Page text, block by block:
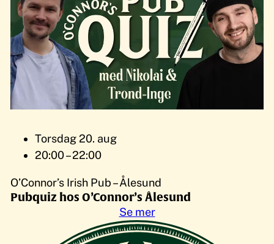
Torsdag 20. aug
20:00 – 22:00
O’Connor’s Irish Pub – Ålesund
Pubquiz hos O’Connor’s Ålesund
Se mer